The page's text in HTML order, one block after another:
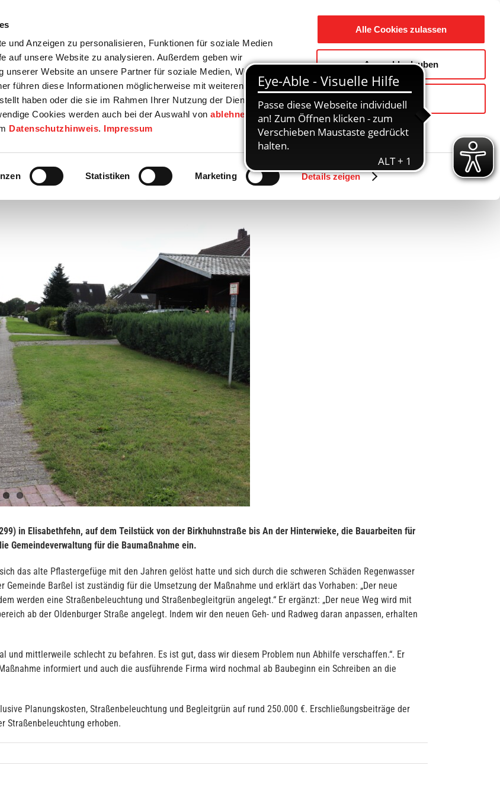
und Anzeigen zu personalisieren, Funktionen für soziale Medien
auf unsere Website zu analysieren. Außerdem geben wir
unserer Website an unsere Partner für soziale Medien, Werbung
führen diese Informationen möglicherweise mit weiteren Daten
haben oder die sie im Rahmen Ihrer Nutzung der Dienste
Cookies werden auch bei der Auswahl vonablehnen
gesetzt.
Datenschutzhinweis. Impressum
Statistiken Marketing Details zeigen
Alle Cookies zulassen
Auswahl erlauben
Ablehnen
Wirtschaft / Wohnen Bildung / Soziales Touristik / Freizeit Gemeinde / Geschichte
Zurück
in Elisabethfehn, auf dem Teilstück von der Birkhuhnstraße bis An der Hinterwieke, die Bauarbeiten für
Gemeindeverwaltung für die Baumaßnahme ein.
das alte Pflastergefüge mit den Jahren gelöst hatte und sich durch die schweren Schäden Regenwasser
Barßel ist zuständig für die Umsetzung der Maßnahme und erklärt das Vorhaben: „Der neue
werden eine Straßenbeleuchtung und Straßenbegleitgrün angelegt.“ Er ergänzt: „Der neue Weg wird mit
ab der Oldenburger Straße angelegt. Indem wir den neuen Geh- und Radweg daran anpassen, erhalten
und mittlerweile schlecht zu befahren. Es ist gut, dass wir diesem Problem nun Abhilfe verschaffen.“. Er
informiert und auch die ausführende Firma wird nochmal ab Baubeginn ein Schreiben an die
Planungskosten, Straßenbeleuchtung und Begleitgrün auf rund 250.000 €. Erschließungsbeiträge der
Straßenbeleuchtung erhoben.